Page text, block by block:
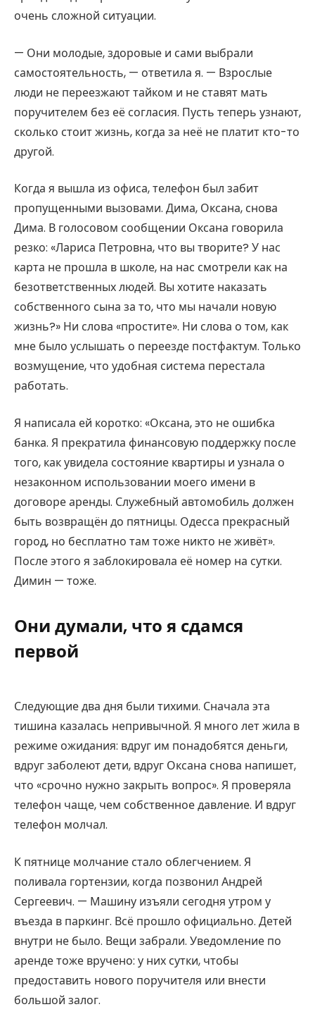
очень сложной ситуации.
— Они молодые, здоровые и сами выбрали
самостоятельность, — ответила я. — Взрослые
люди не переезжают тайком и не ставят мать
поручителем без её согласия. Пусть теперь узнают,
сколько стоит жизнь, когда за неё не платит кто-то
другой.
Когда я вышла из офиса, телефон был забит
пропущенными вызовами. Дима, Оксана, снова
Дима. В голосовом сообщении Оксана говорила
резко: «Лариса Петровна, что вы творите? У нас
карта не прошла в школе, на нас смотрели как на
безответственных людей. Вы хотите наказать
собственного сына за то, что мы начали новую
жизнь?» Ни слова «простите». Ни слова о том, как
мне было услышать о переезде постфактум. Только
возмущение, что удобная система перестала
работать.
Я написала ей коротко: «Оксана, это не ошибка
банка. Я прекратила финансовую поддержку после
того, как увидела состояние квартиры и узнала о
незаконном использовании моего имени в
договоре аренды. Служебный автомобиль должен
быть возвращён до пятницы. Одесса прекрасный
город, но бесплатно там тоже никто не живёт».
После этого я заблокировала её номер на сутки.
Димин — тоже.
Они думали, что я сдамся
первой
Следующие два дня были тихими. Сначала эта
тишина казалась непривычной. Я много лет жила в
режиме ожидания: вдруг им понадобятся деньги,
вдруг заболеют дети, вдруг Оксана снова напишет,
что «срочно нужно закрыть вопрос». Я проверяла
телефон чаще, чем собственное давление. И вдруг
телефон молчал.
К пятнице молчание стало облегчением. Я
поливала гортензии, когда позвонил Андрей
Сергеевич. — Машину изъяли сегодня утром у
въезда в паркинг. Всё прошло официально. Детей
внутри не было. Вещи забрали. Уведомление по
аренде тоже вручено: у них сутки, чтобы
предоставить нового поручителя или внести
большой залог.